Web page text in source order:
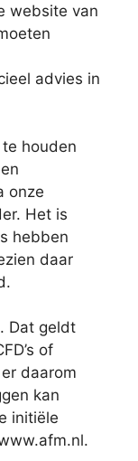
website van
advies in
houden
onze
Het is
hebben
daar
Dat geldt
of
daarom
kan
initiële